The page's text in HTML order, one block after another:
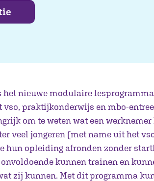
het nieuwe modulaire
praktijkonderwijs en mbo-
om te weten wat een
veel jongeren (met name uit het
hun opleiding afronden zonder
kunnen trainen en
zij kunnen. Met dit programma